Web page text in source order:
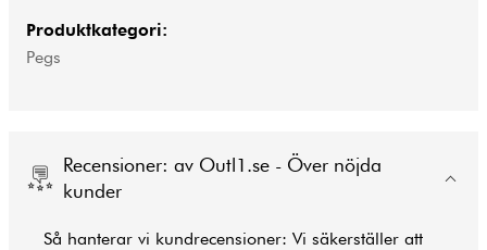
Produktkategori:
Pegs
Recensioner: av Outl1.se - Över nöjda
kunder
Så hanterar vi kundrecensioner: Vi säkerställer att